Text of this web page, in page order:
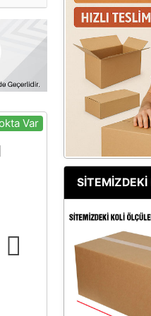
Var
SİTEMİZDEKİ